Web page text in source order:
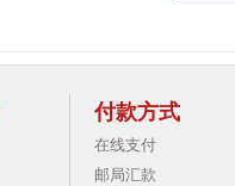
付款方式
在线支付
邮局汇款